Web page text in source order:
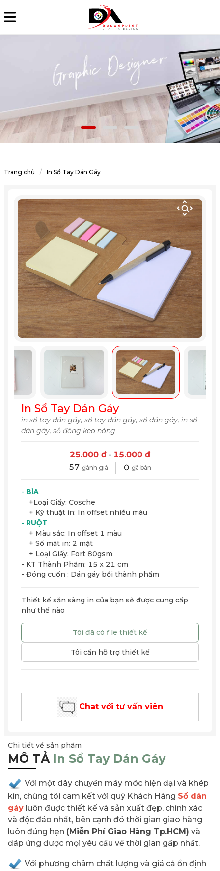
Trang chủ In Sổ Tay Dán Gáy
In Sổ Tay Dán Gáy
in sổ tay dán gáy, sổ tay dán gáy, sổ dán gáy, in sổ
dán gáy, sổ đóng keo nóng
25.000 đ - 15.000 đ
57 ₫ánh giá 0 ₫ã bán
- BÌA
+Loại Giấy: Cosche
+ Kỹ thuật in: In offset nhiều màu
- RUỘT
+ Màu sắc: In offset 1 màu
+ Số mặt in: 2 mặt
+ Loại Giấy: Fort 80gsm
- KT Thành Phẩm: 15 x 21 cm
- Đóng cuốn : Dán gáy bồi thành phẩm
Thiết kế sẵn sàng in của bạn sẽ được cung cấp
như thế nào
Tôi đã có file thiết kế
Tôi cần hỗ trợ thiết kế
Chat với tư vấn viên
Chi tiết về sản phẩm
MÔ TẢ In Sổ Tay Dán Gáy
Với một dây chuyền máy móc hiện đại và khép
kín, chúng tôi cam kết với quý Khách Hàng Sổ dán
gáy luôn được thiết kế và sản xuất đẹp, chính xác
và độc đáo nhất, bên cạnh đó thời gian giao hàng
luôn đúng hẹn (Miễn Phí Giao Hàng Tp.HCM) và
đáp ứng được mọi yêu cầu về thời gian gấp nhất.
Với phương châm chất lượng và giá cả ổn định